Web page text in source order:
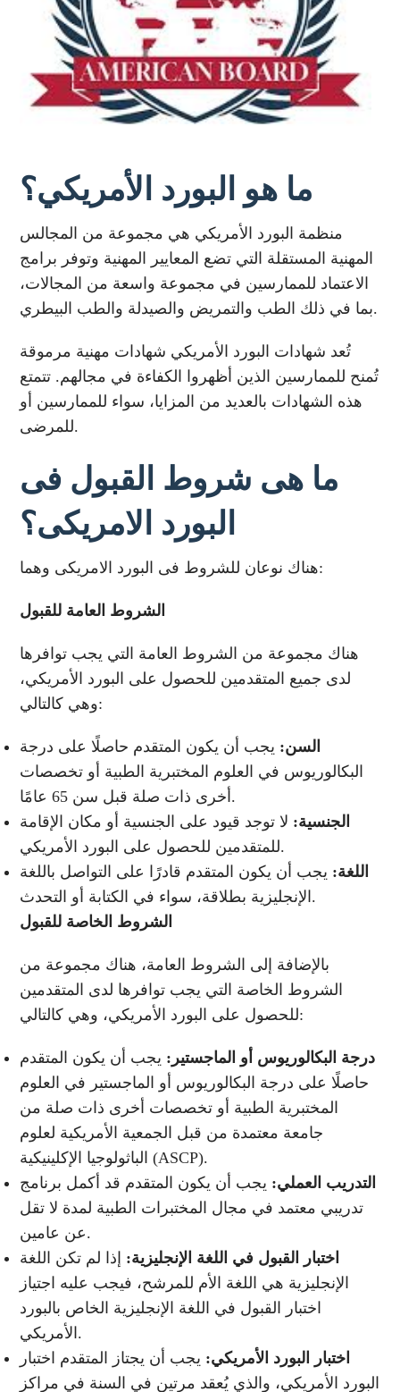
ما هو البورد الأمريكي؟
منظمة البورد الأمريكي هي مجموعة من المجالس
المهنية المستقلة التي تضع المعايير المهنية وتوفر برامج
الاعتماد للممارسين في مجموعة واسعة من المجالات،
بما في ذلك الطب والتمريض والصيدلة والطب البيطري.
تُعد شهادات البورد الأمريكي شهادات مهنية مرموقة
تُمنح للممارسين الذين أظهروا الكفاءة في مجالهم. تتمتع
هذه الشهادات بالعديد من المزايا، سواء للممارسين أو
للمرضى.
ما هى شروط القبول فى
البورد الامريكى؟
هناك نوعان للشروط فى البورد الامريكى وهما:
الشروط العامة للقبول
هناك مجموعة من الشروط العامة التي يجب توافرها
لدى جميع المتقدمين للحصول على البورد الأمريكي،
وهي كالتالي:
السن: يجب أن يكون المتقدم حاصلًا على درجة
البكالوريوس في العلوم المختبرية الطبية أو تخصصات
أخرى ذات صلة قبل سن 65 عامًا.
الجنسية: لا توجد قيود على الجنسية أو مكان الإقامة
للمتقدمين للحصول على البورد الأمريكي.
اللغة: يجب أن يكون المتقدم قادرًا على التواصل باللغة
الإنجليزية بطلاقة، سواء في الكتابة أو التحدث.
الشروط الخاصة للقبول
بالإضافة إلى الشروط العامة، هناك مجموعة من
الشروط الخاصة التي يجب توافرها لدى المتقدمين
للحصول على البورد الأمريكي، وهي كالتالي:
درجة البكالوريوس أو الماجستير: يجب أن يكون المتقدم
حاصلًا على درجة البكالوريوس أو الماجستير في العلوم
المختبرية الطبية أو تخصصات أخرى ذات صلة من
جامعة معتمدة من قبل الجمعية الأمريكية لعلوم
الباثولوجيا الإكلينيكية (ASCP).
التدريب العملي: يجب أن يكون المتقدم قد أكمل برنامج
تدريبي معتمد في مجال المختبرات الطبية لمدة لا تقل
عن عامين.
اختبار القبول في اللغة الإنجليزية: إذا لم تكن اللغة
الإنجليزية هي اللغة الأم للمرشح، فيجب عليه اجتياز
اختبار القبول في اللغة الإنجليزية الخاص بالبورد
الأمريكي.
اختبار البورد الأمريكي: يجب أن يجتاز المتقدم اختبار
البورد الأمريكي، والذي يُعقد مرتين في السنة في مراكز